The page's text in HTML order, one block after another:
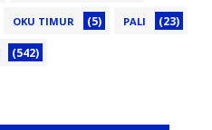
OKU TIMUR (5) PALI (23)
(542)